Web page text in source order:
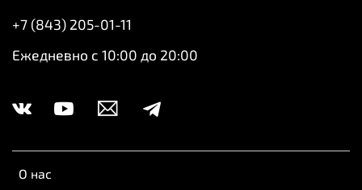
О нас
+7 (843) 205-01-11
Ежедневно с 10:00 до 20:00